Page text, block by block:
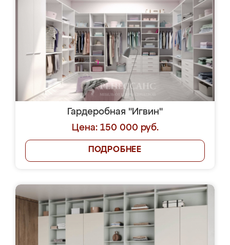
Гардеробная "Игвин"
Цена: 150 000 руб.
ПОДРОБНЕЕ